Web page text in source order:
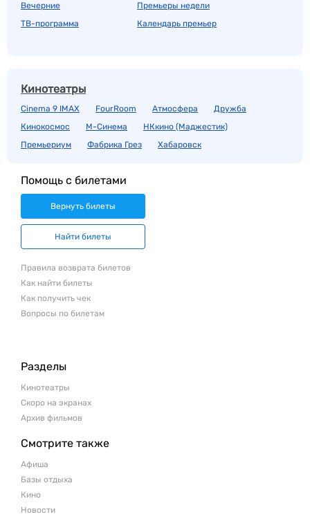
Вечерние
ТВ-программа
Премьеры недели
Календарь премьер
Кинотеатры
Cinema 9 IMAX FourRoom Атмосфера
Дружба
Кинокосмос
М-Синема
НКкино (Маджестик)
Премьериум
Фабрика Грез Хабаровск
Помощь с билетами
Вернуть билеты
Найти билеты
Правила возврата билетов
Как найти билеты
Как получить чек
Вопросы по билетам
Разделы
Кинотеатры
Скоро на экранах
Архив фильмов
Смотрите также
Афиша
Базы отдыха
Кино
Новости